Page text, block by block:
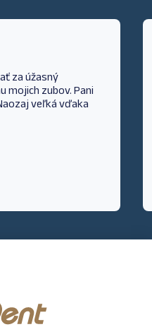
za úžasný
mojich zubov. Pani
veľká vďaka